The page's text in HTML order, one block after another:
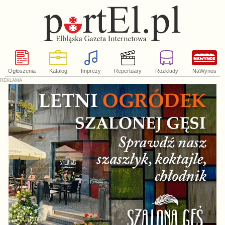
Ogłoszenia Katalog Imprezy Repertuary Rozkłady NaWynos